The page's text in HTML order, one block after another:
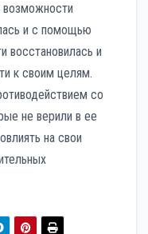
возможности
и с помощью
восстановилась и
к своим целям.
со
не верили в ее
на свои